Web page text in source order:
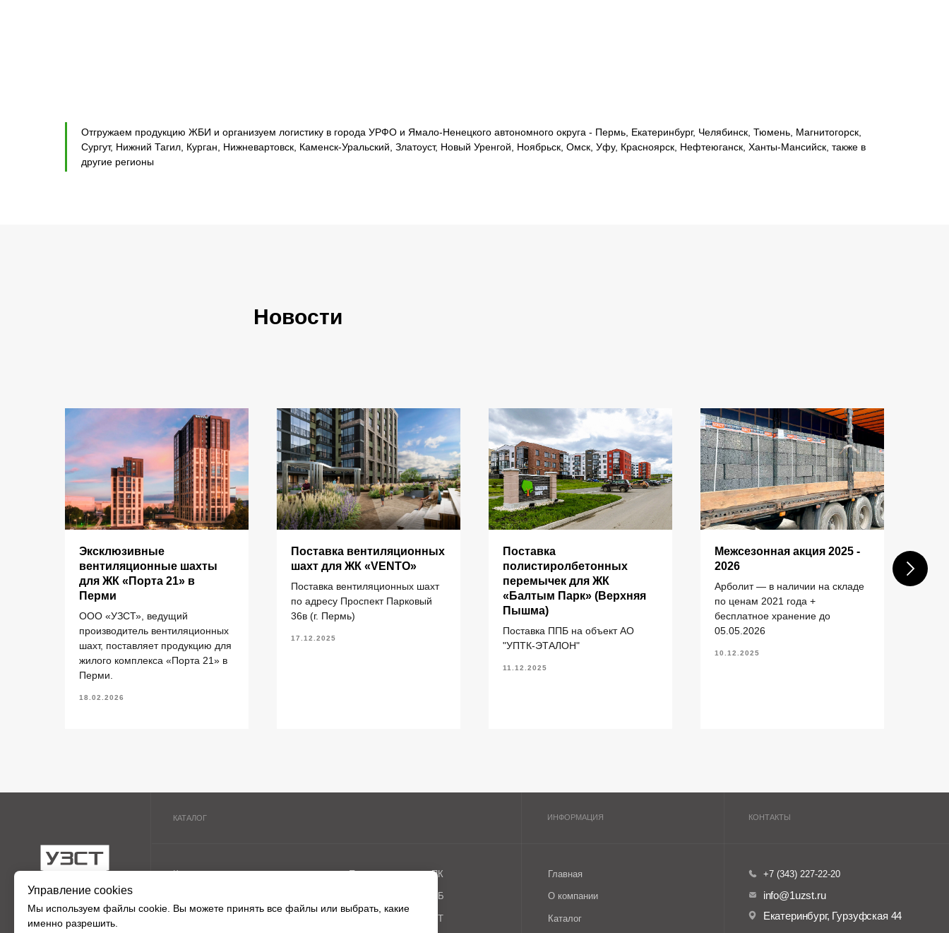
Управление cookies
Мы используем файлы cookie. Вы можете принять все файлы или выбрать, какие
именно разрешить.
Отгружаем продукцию ЖБИ и организуем логистику в города УРФО и Ямало-Ненецкого автономного округа - Пермь, Екатеринбург, Челябинск, Тюмень, Магнитогорск,
Сургут, Нижний Тагил, Курган, Нижневартовск, Каменск-Уральский, Златоуст, Новый Уренгой, Ноябрьск, Омск, Уфу, Красноярск, Нефтеюганск, Ханты-Мансийск, также в
другие регионы
Новости
Эксклюзивные
вентиляционные шахты
для ЖК «Порта 21» в
Перми
ООО «УЗСТ», ведущий
производитель вентиляционных
шахт, поставляет продукцию для
жилого комплекса «Порта 21» в
Перми.
18.02.2026
Поставка вентиляционных
шахт для ЖК «VENTO»
Поставка вентиляционных шахт
по адресу Проспект Парковый
36в (г. Пермь)
17.12.2025
Поставка
полистиролбетонных
перемычек для ЖК
«Балтым Парк» (Верхняя
Пышма)
Поставка ППБ на объект АО
"УПТК-ЭТАЛОН"
11.12.2025
Межсезонная акция 2025 -
2026
Арболит — в наличии на складе
по ценам 2021 года +
бесплатное хранение до
05.05.2026
10.12.2025
+7 (343) 227-22-20
info@1uzst.ru
Главная
О компании
Вентиляционные блоки ВБ
Элементы теплотрасс
Элементы лестниц
Каталог
Плиты перекрытия ПК